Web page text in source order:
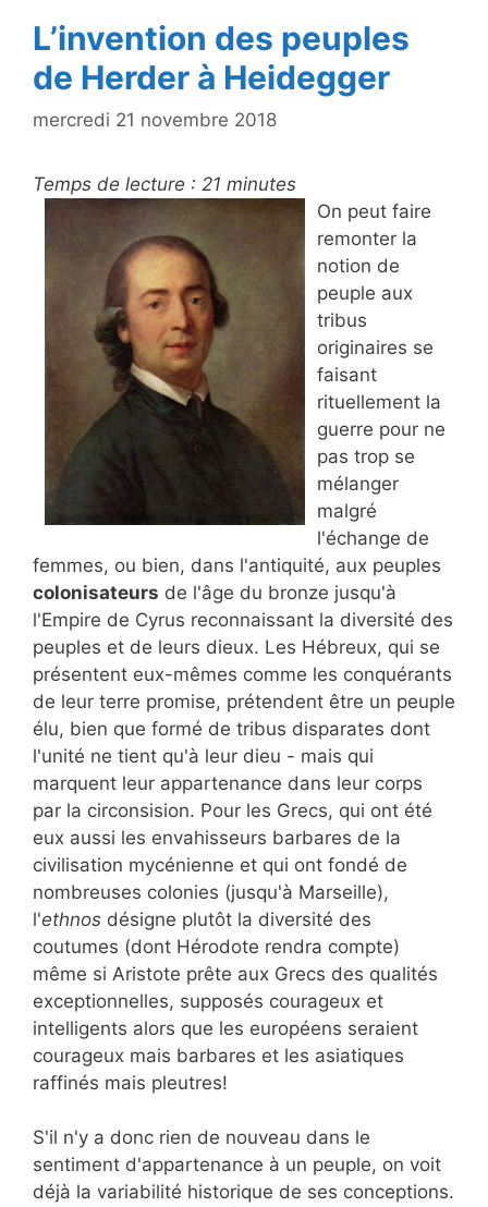
L’invention des peuples
de Herder à Heidegger
mercredi 21 novembre 2018
Temps de lecture : 21 minutes
On peut faire
remonter la
notion de
peuple aux
tribus
originaires se
faisant
rituellement la
guerre pour ne
pas trop se
mélanger
malgré
l'échange de
femmes, ou bien, dans l'antiquité, aux peuples
colonisateurs de l'âge du bronze jusqu'à
l'Empire de Cyrus reconnaissant la diversité des
peuples et de leurs dieux. Les Hébreux, qui se
présentent eux-mêmes comme les conquérants
de leur terre promise, prétendent être un peuple
élu, bien que formé de tribus disparates dont
l'unité ne tient qu'à leur dieu - mais qui
marquent leur appartenance dans leur corps
par la circonsision. Pour les Grecs, qui ont été
eux aussi les envahisseurs barbares de la
civilisation mycénienne et qui ont fondé de
nombreuses colonies (jusqu'à Marseille),
l'ethnos désigne plutôt la diversité des
coutumes (dont Hérodote rendra compte)
même si Aristote prête aux Grecs des qualités
exceptionnelles, supposés courageux et
intelligents alors que les européens seraient
courageux mais barbares et les asiatiques
raffinés mais pleutres!
S'il n'y a donc rien de nouveau dans le
sentiment d'appartenance à un peuple, on voit
déjà la variabilité historique de ses conceptions.